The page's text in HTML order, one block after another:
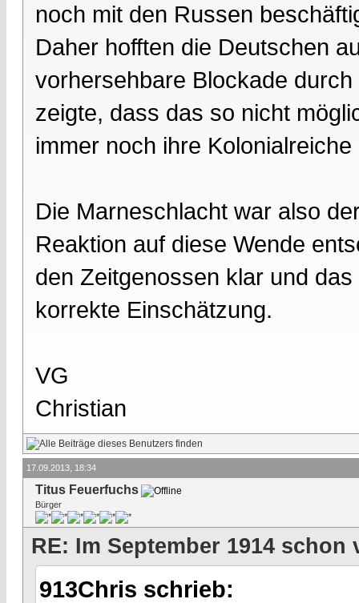
noch mit den Russen
Daher hofften die Deutschen
vorhersehbare Blockade
zeigte, dass das so nicht
immer noch ihre
Die Marneschlacht war also
Reaktion auf diese Wende
den Zeitgenossen klar und
korrekte Einschätzung.
VG
Christian
17.09.2013, 18:34
Titus Feuerfuchs
Bürger
RE: Im September 1914 schon
913Chris schrieb: